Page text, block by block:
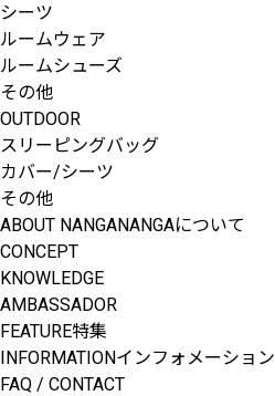
シーツ
ルームウェア
ルームシューズ
その他
OUTDOOR
スリーピングバッグ
カバー/シーツ
その他
ABOUT NANGANANGAについて
CONCEPT
KNOWLEDGE
AMBASSADOR
FEATURE特集
INFORMATIONインフォメーション
FAQ / CONTACT